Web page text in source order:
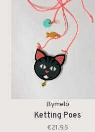
Bymelo
Ketting Poes
€21,95